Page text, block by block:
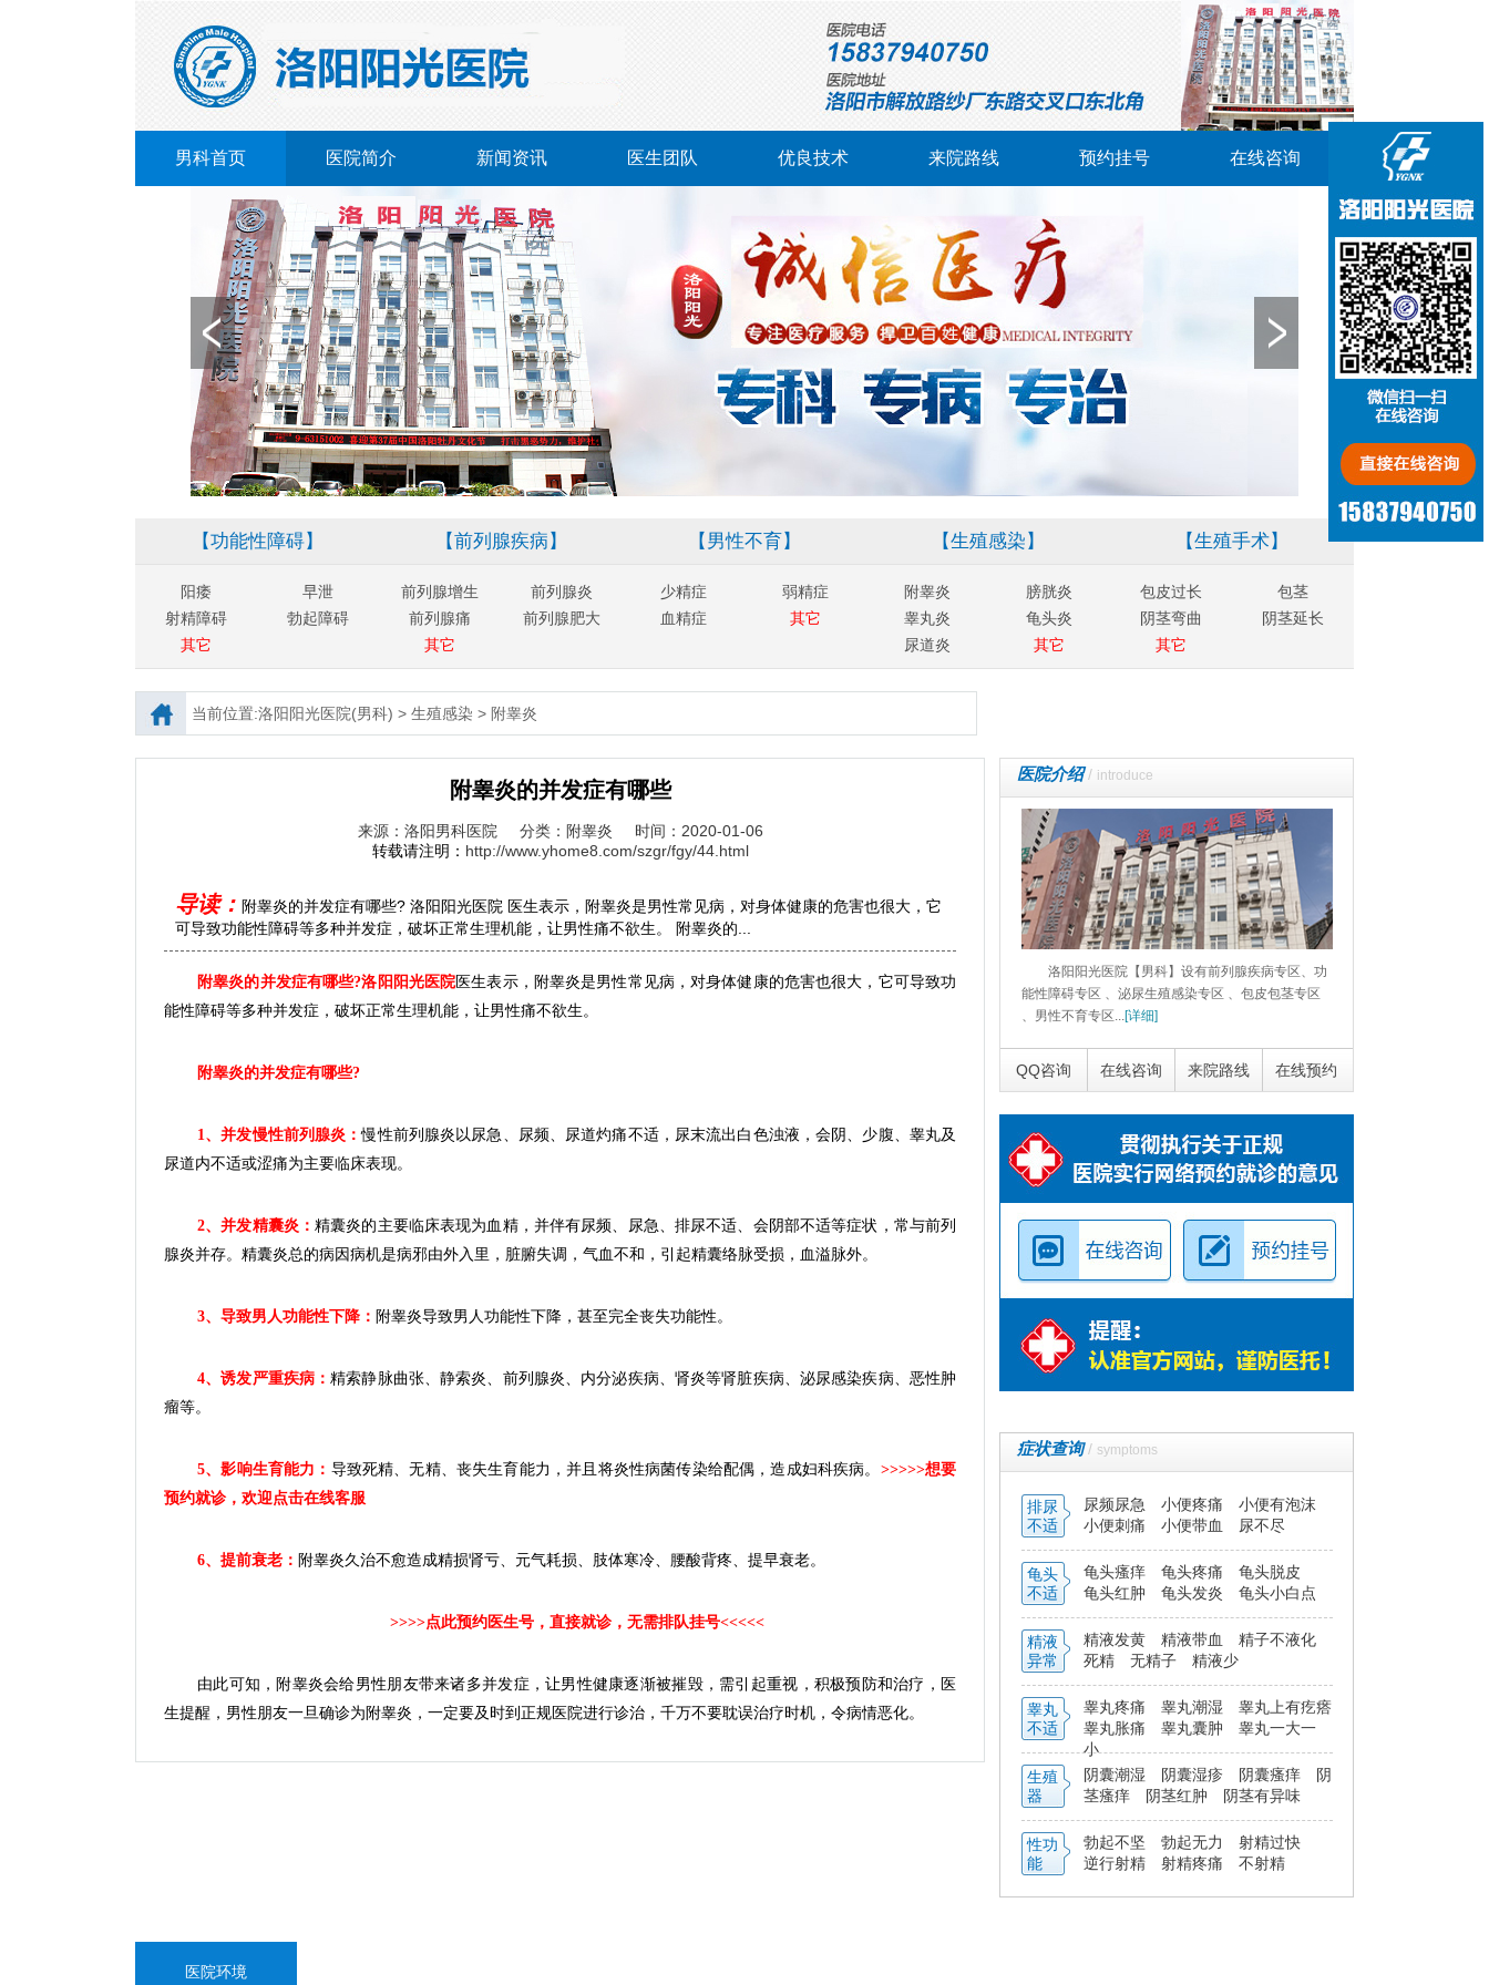
男科首页 医院简介 新闻资讯 医生团队 优良技术 来院路线 预约挂号 在线咨询
【功能性障碍】
阳痿
早泄
射精障碍
勃起障碍
其它
【前列腺疾病】
前列腺增生
前列腺炎
前列腺痛
前列腺肥大
其它
【男性不育】
少精症
弱精症
血精症
其它
【生殖感染】
附睾炎
膀胱炎
睾丸炎
龟头炎
尿道炎
其它
【生殖手术】
包皮过长
包茎
阴茎弯曲
阴茎延长
其它
当前位置:洛阳阳光医院(男科) > 生殖感染 > 附睾炎
附睾炎的并发症有哪些
来源：洛阳男科医院 分类：附睾炎
时间：2020-01-06
转载请注明： http://www.yhome8.com/szgr/fgy/44.html
导读： 附睾炎的并发症有哪些? 洛阳阳光医院 医生表示，附睾炎是男性常见病，对身体健康的危害也很大，它
可导致功能性障碍等多种并发症，破坏正常生理机能，让男性痛不欲生。 附睾炎的...
附睾炎的并发症有哪些?洛阳阳光医院 医生表示，附睾炎是男性常见病，对身体健康的危害也很大，它可导致功
能性障碍等多种并发症，破坏正常生理机能，让男性痛不欲生。
附睾炎的并发症有哪些?
1、并发慢性前列腺炎：慢性前列腺炎以尿急、尿频、尿道灼痛不适，尿末流出白色浊液，会阴、少腹、睾丸及
尿道内不适或涩痛为主要临床表现。
2、并发精囊炎： 精囊炎的主要临床表现为血精，并伴有尿频、尿急、排尿不适、会阴部不适等症状，常与前列
腺炎并存。精囊炎总的病因病机是病邪由外入里，脏腑失调，气血不和，引起精囊络脉受损，血溢脉外。
3、导致男人功能性下降： 附睾炎导致男人功能性下降，甚至完全丧失功能性。
4、诱发严重疾病：精索静脉曲张、静索炎、前列腺炎、内分泌疾病、肾炎等肾脏疾病、泌尿感染疾病、恶性肿
瘤等。
5、影响生育能力： 导致死精、无精、丧失生育能力，并且将炎性病菌传染给配偶，造成妇科疾病。 >>>>>想要
预约就诊，欢迎点击在线客服
6、提前衰老： 附睾炎久治不愈造成精损肾亏、元气耗损、肢体寒冷、腰酸背疼、提早衰老。
>>>>点此预约医生号，直接就诊，无需排队挂号<<<<<
由此可知，附睾炎会给男性朋友带来诸多并发症，让男性健康逐渐被摧毁，需引起重视，积极预防和治疗，医
生提醒，男性朋友一旦确诊为附睾炎，一定要及时到正规医院进行诊治，千万不要耽误治疗时机，令病情恶化。
医院介绍/ introduce
洛阳阳光医院【男科】设有前列腺疾病专区、功
能性障碍专区 、泌尿生殖感染专区 、包皮包茎专区
、男性不育专区...[详细]
QQ咨询 在线咨询 来院路线 在线预约
症状查询/ symptoms
排尿
不适
尿频尿急 小便疼痛
小便有泡沫
小便刺痛
小便带血 尿不尽
龟头
不适
龟头瘙痒 龟头疼痛
龟头脱皮
龟头红肿
龟头发炎 龟头小白点
精液
异常
精液发黄 精液带血
精子不液化
死精
无精子 精液少
睾丸
不适
睾丸疼痛 睾丸潮湿
睾丸上有疙瘩
睾丸胀痛
睾丸囊肿
睾丸一大一
小
生殖
器
阴囊潮湿 阴囊湿疹 阴囊瘙痒
阴
茎瘙痒
阴茎红肿 阴茎有异味
性功
能
勃起不坚 勃起无力
射精过快
逆行射精
射精疼痛 不射精
医院环境